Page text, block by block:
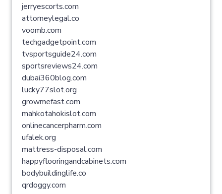
jerryescorts.com
attorneylegal.co
voomb.com
techgadgetpoint.com
tvsportsguide24.com
sportsreviews24.com
dubai360blog.com
lucky77slot.org
growmefast.com
mahkotahokislot.com
onlinecancerpharm.com
ufalek.org
mattress-disposal.com
happyflooringandcabinets.com
bodybuildinglife.co
qrdoggy.com